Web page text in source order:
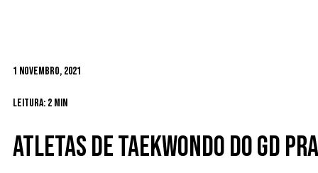
1 Novembro, 2021
Leitura: 2 min
Atletas de taekwondo do GD